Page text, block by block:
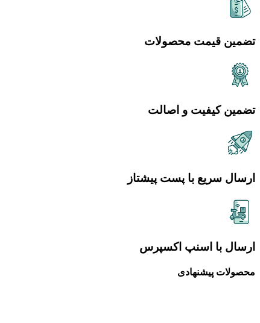
تضمین قیمت محصولات
تضمین کیفیت و اصالت
ارسال سریع با پست پیشتاز
ارسال با اسنپ اکسپرس
محصولات پیشنهادی